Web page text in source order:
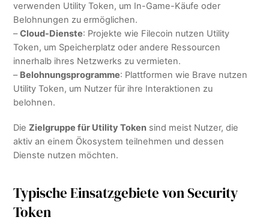
verwenden Utility Token, um In-Game-Käufe oder
Belohnungen zu ermöglichen.
–Cloud-Dienste: Projekte wie Filecoin nutzen Utility
Token, um Speicherplatz oder andere Ressourcen
innerhalb ihres Netzwerks zu vermieten.
– Belohnungsprogramme: Plattformen wie Brave nutzen
Utility Token, um Nutzer für ihre Interaktionen zu
belohnen.
DieZielgruppe für Utility Token sind meist Nutzer, die
aktiv an einem Ökosystem teilnehmen und dessen
Dienste nutzen möchten.
Typische Einsatzgebiete von Security
Token